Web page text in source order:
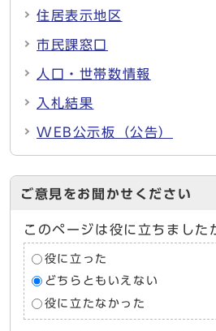
住居表示地区
市民課窓口
人口・世帯数情報
入札結果
WEB公示板（公告）
ご意見をお聞かせください
このページは役に立ちました
役に立った
どちらともいえない
役に立たなかった